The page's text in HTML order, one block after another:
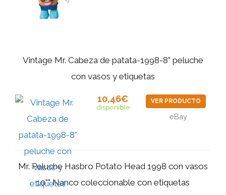
Vintage Mr. Cabeza de patata-1998-8" peluche
con vasos y etiquetas
10,46€
disponible
VER PRODUCTO
eBay
Mr. Peluche Hasbro Potato Head 1998 con vasos
10"" Nanco coleccionable con etiquetas